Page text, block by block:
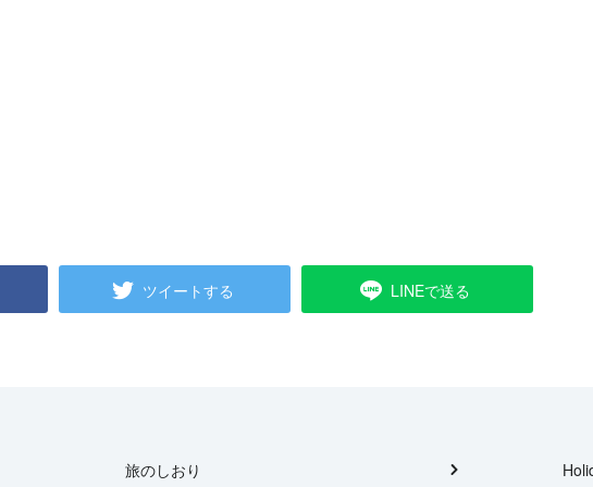
ツイートする LINEで送る
旅のしおり